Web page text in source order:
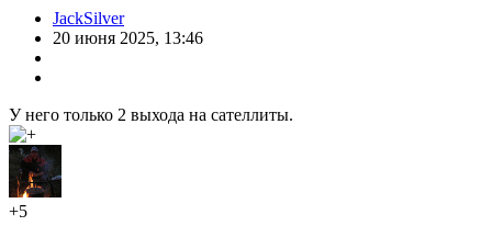
JackSilver
20 июня 2025, 13:46
У него только 2 выхода на сателлиты.
+5